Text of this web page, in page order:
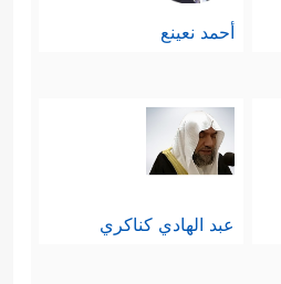
أحمد نعينع
عبد الهادي كناكري